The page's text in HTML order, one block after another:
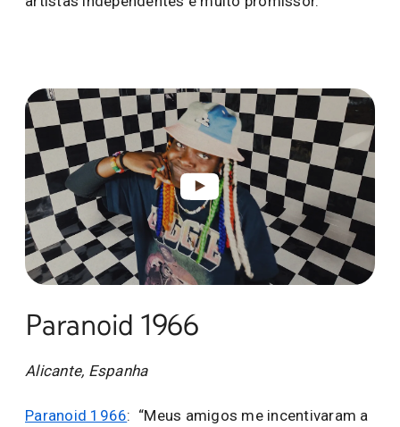
Paranoid 1966
Alicante, Espanha
Paranoid 1966: “Meus amigos me incentivaram a